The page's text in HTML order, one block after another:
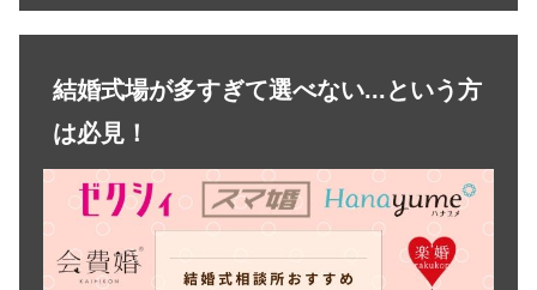
結婚式場が多すぎて選べない...という方
は必見！